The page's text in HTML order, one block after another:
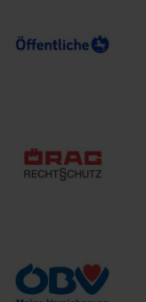
Novum-RGI
Sachversicherung
Braunschweig
ÖRAG
AG